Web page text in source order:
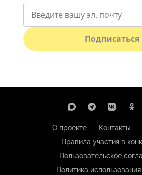
Подписаться
О проекте Контакты
Правила участия в
Пользовательское
Политика